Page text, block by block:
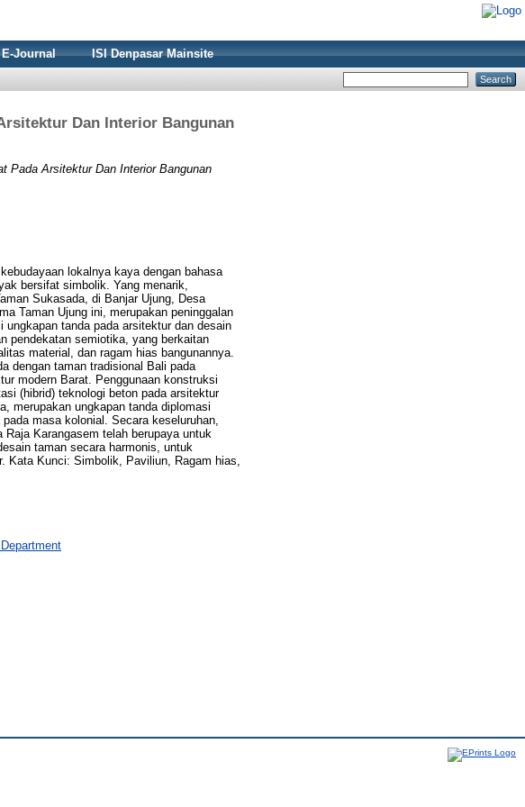
E-Journal
ISI Denpasar Mainsite
Dan Interior Bangunan
Pada Arsitektur Dan Interior Bangunan
lokalnya kaya dengan bahasa
bersifat simbolik. Yang menarik,
Sukasada, di Banjar Ujung, Desa
Taman Ujung ini, merupakan peninggalan
tanda pada arsitektur dan desain
pendekatan semiotika, yang berkaitan
material, dan ragam hias bangunannya.
dengan taman tradisional Bali pada
modern Barat. Penggunaan konstruksi
(hibrid) teknologi beton pada arsitektur
merupakan ungkapan tanda diplomasi
masa kolonial. Secara keseluruhan,
Karangasem telah berupaya untuk
taman secara harmonis, untuk
Kata Kunci: Simbolik, Paviliun, Ragam hias,